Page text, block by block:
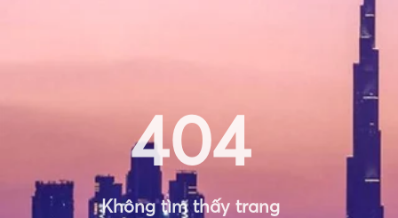
404
Không tìm thấy trang